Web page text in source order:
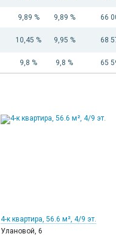
9,89 % 9,89 % 66
10,45 % 9,95 % 68
9,8 % 9,8 % 65
4-к квартира, 56.6 м², 4/9 эт.
Улановой, 6